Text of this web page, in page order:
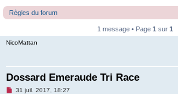
Règles du forum
1 message • Page 1 sur 1
NicoMattan
Dossard Emeraude Tri Race
M31 juil. 2017, 18:27